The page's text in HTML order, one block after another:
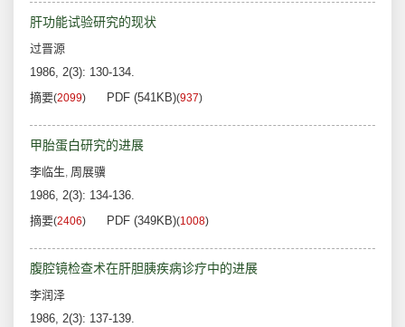
肝功能试验研究的现状
过晋源
1986, 2(3): 130-134.
摘要(2099) PDF (541KB)(937)
甲胎蛋白研究的进展
李临生, 周展骥
1986, 2(3): 134-136.
摘要(2406) PDF (349KB)(1008)
腹腔镜检查术在肝胆胰疾病诊疗中的进展
李润泽
1986, 2(3): 137-139.